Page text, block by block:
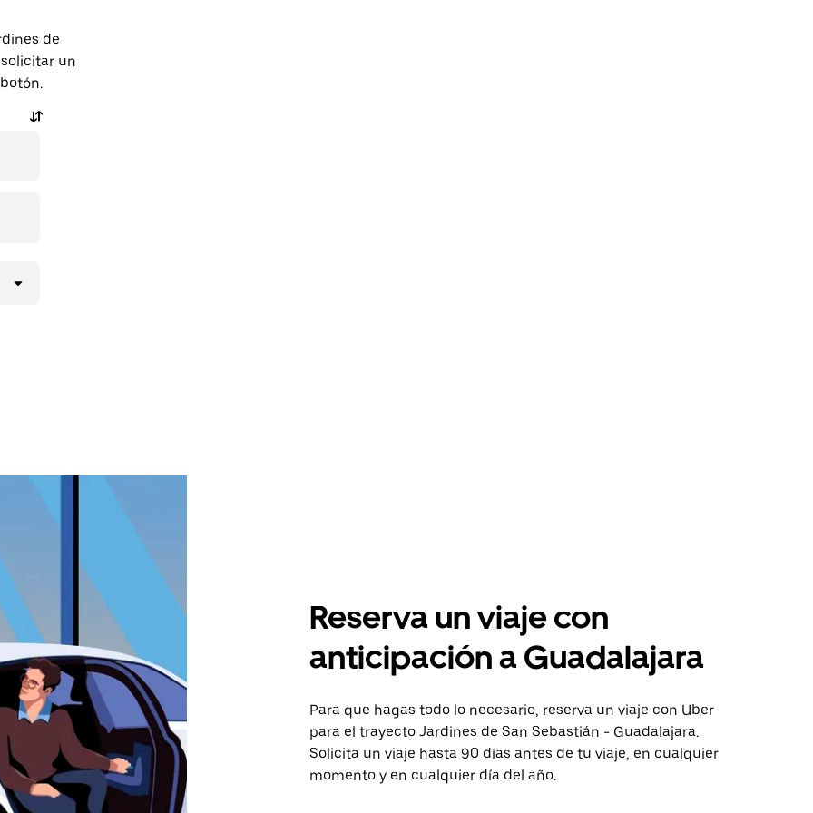
de
un
Reserva un viaje con
anticipación a Guadalajara
Para que hagas todo lo necesario, reserva un viaje con Uber
para el trayecto Jardines de San Sebastián - Guadalajara.
Solicita un viaje hasta 90 días antes de tu viaje, en cualquier
momento y en cualquier día del año.